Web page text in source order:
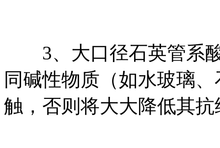
3、大口径石英管系酸
同碱性物质（如水玻璃
触，否则将大大降低其